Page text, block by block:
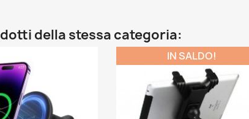
della stessa categoria:
IN SALDO!